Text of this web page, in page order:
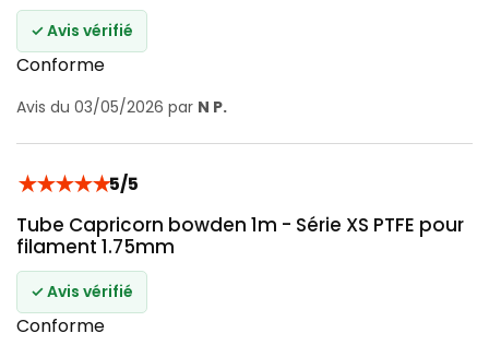
✓ Avis vérifié
Conforme
Avis du 03/05/2026 par N P.
★★★★★5/5
Tube Capricorn bowden 1m - Série XS PTFE pour
filament 1.75mm
✓ Avis vérifié
Conforme